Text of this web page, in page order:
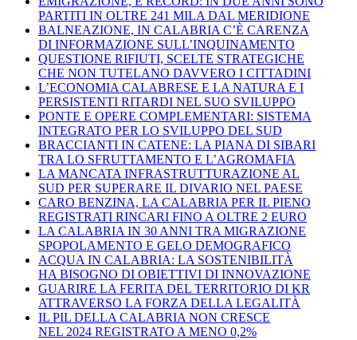
PARTITI IN OLTRE 241 MILA DAL MERIDIONE
BALNEAZIONE, IN CALABRIA C’È CARENZA
DI INFORMAZIONE SULL’INQUINAMENTO
QUESTIONE RIFIUTI, SCELTE STRATEGICHE
CHE NON TUTELANO DAVVERO I CITTADINI
L’ECONOMIA CALABRESE E LA NATURA E I
PERSISTENTI RITARDI NEL SUO SVILUPPO
PONTE E OPERE COMPLEMENTARI: SISTEMA
INTEGRATO PER LO SVILUPPO DEL SUD
BRACCIANTI IN CATENE: LA PIANA DI SIBARI
TRA LO SFRUTTAMENTO E L’AGROMAFIA
LA MANCATA INFRASTRUTTURAZIONE AL
SUD PER SUPERARE IL DIVARIO NEL PAESE
CARO BENZINA, LA CALABRIA PER IL PIENO
REGISTRATI RINCARI FINO A OLTRE 2 EURO
LA CALABRIA IN 30 ANNI TRA MIGRAZIONE
SPOPOLAMENTO E GELO DEMOGRAFICO
ACQUA IN CALABRIA: LA SOSTENIBILITÀ
HA BISOGNO DI OBIETTIVI DI INNOVAZIONE
GUARIRE LA FERITA DEL TERRITORIO DI KR
ATTRAVERSO LA FORZA DELLA LEGALITÀ
IL PIL DELLA CALABRIA NON CRESCE
NEL 2024 REGISTRATO A MENO 0,2%